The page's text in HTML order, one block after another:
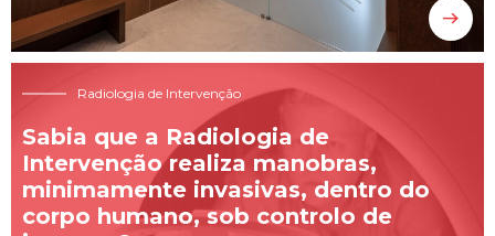

Radiologia de Intervenção
Sabia que a Radiologia de
Intervenção realiza manobras,
minimamente invasivas, dentro do
corpo humano, sob controlo de